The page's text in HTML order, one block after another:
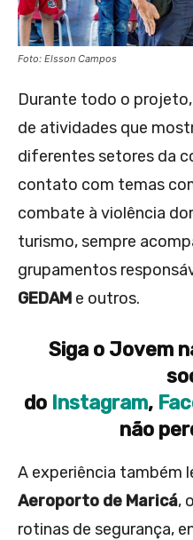
Foto: Elsson Campos
Durante todo o
de atividades que
diferentes setores da
contato com temas
combate à violência
turismo, sempre
grupamentos
GEDAM e outros.
Siga o Jovem
do Instagram,
não
A experiência também
Aeroporto de Maricá,
rotinas de segurança,